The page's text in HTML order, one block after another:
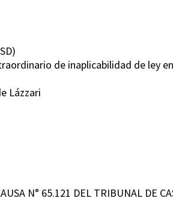
de inaplicabilidad de ley
Lázzari
N° 65.121 DEL TRIBUNAL DE